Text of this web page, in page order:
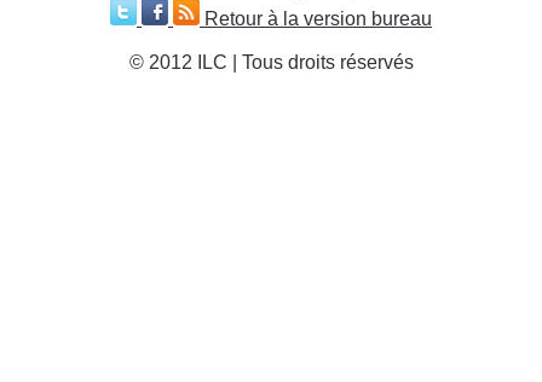
Retour à la version bureau
© 2012 ILC | Tous droits réservés